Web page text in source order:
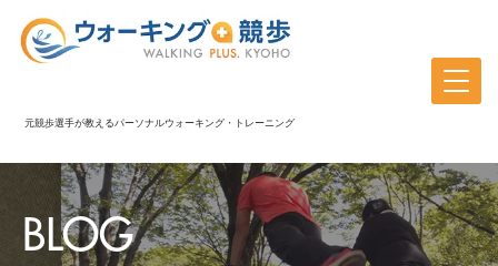
元競歩選手が教えるパーソナルウォーキング・トレーニング
BLOG